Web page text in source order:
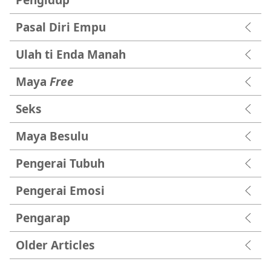
Pasal Diri Empu
Ulah ti Enda Manah
Maya Free
Seks
Maya Besulu
Pengerai Tubuh
Pengerai Emosi
Pengarap
Older Articles